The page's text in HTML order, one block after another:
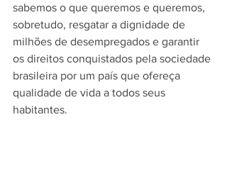
sabemos o que queremos e queremos,
sobretudo, resgatar a dignidade de
milhões de desempregados e garantir
os direitos conquistados pela sociedade
brasileira por um país que ofereça
qualidade de vida a todos seus
habitantes.